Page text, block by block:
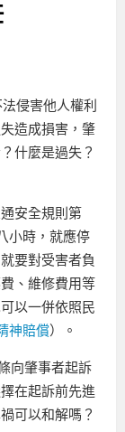
侵害他人權利
造成損害，肇
什麼是過失？
安全規則第
小時，就應停
要對受害者負
、維修費用等
以一併依照民
神賠償）。
向肇事者起訴
在起訴前先進
可以和解嗎？